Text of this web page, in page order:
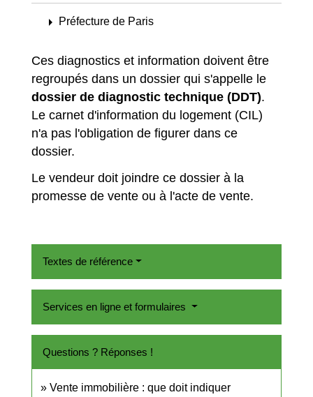
arrow_right Préfecture de Paris
Ces diagnostics et information doivent être
regroupés dans un dossier qui s'appelle le
dossier de diagnostic technique (DDT).
Le carnet d'information du logement (CIL)
n'a pas l'obligation de figurer dans ce
dossier.
Le vendeur doit joindre ce dossier à la
promesse de vente ou à l'acte de vente.
Textes de référence
Services en ligne et formulaires
Questions ? Réponses !
Vente immobilière : que doit indiquer